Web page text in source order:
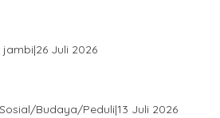
jambi|26 Juli 2026
Budaya/Peduli|13 Juli 2026